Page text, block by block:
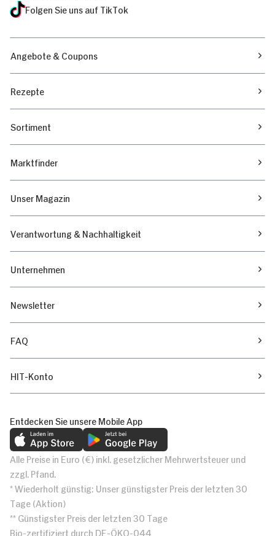
Folgen Sie uns auf TikTok
Angebote & Coupons
Rezepte
Sortiment
Marktfinder
Unser Magazin
Verantwortung & Nachhaltigkeit
Unternehmen
Newsletter
FAQ
HIT-Konto
Entdecken Sie unsere Mobile App
Alle Preise in Euro (€) inkl. gesetzlicher Mehrwertsteuer und
zzgl. Pfand.
* Wiederholt günstig: Unser günstigster Preis der letzten 30
Tage (Aktion)
** Günstigster Preis der letzten 30 Tage
Bio-zertifiziert durch DE-ÖKO-044